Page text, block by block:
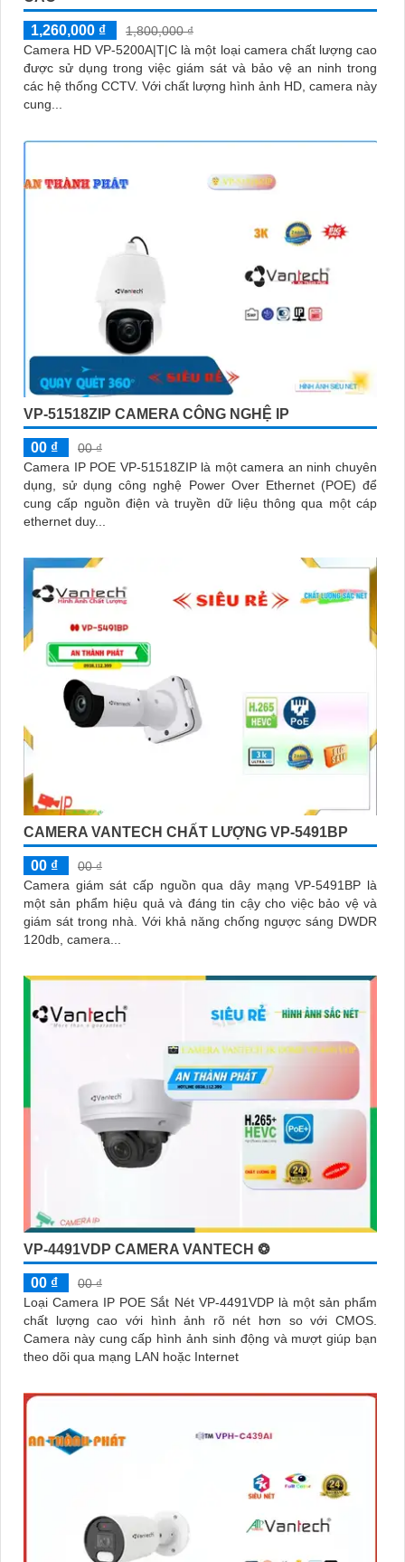
1,260,000 ₫
1,800,000 ₫
Camera HD VP-5200A|T|C là một loại camera chất lượng cao
được sử dụng trong việc giám sát và bảo vệ an ninh trong
các hệ thống CCTV. Với chất lượng hình ảnh HD, camera này
cung...
VP-51518ZIP CAMERA CÔNG NGHỆ IP
00 ₫
00 ₫
Camera IP POE VP-51518ZIP là một camera an ninh chuyên
dụng, sử dụng công nghệ Power Over Ethernet (POE) để
cung cấp nguồn điện và truyền dữ liệu thông qua một cáp
ethernet duy...
CAMERA VANTECH CHẤT LƯỢNG VP-5491BP
00 ₫
00 ₫
Camera giám sát cấp nguồn qua dây mạng VP-5491BP là
một sản phẩm hiệu quả và đáng tin cậy cho việc bảo vệ và
giám sát trong nhà. Với khả năng chống ngược sáng DWDR
120db, camera...
VP-4491VDP CAMERA VANTECH ❂
00 ₫
00 ₫
Loại Camera IP POE Sắt Nét VP-4491VDP là một sản phẩm
chất lượng cao với hình ảnh rõ nét hơn so với CMOS.
Camera này cung cấp hình ảnh sinh động và mượt giúp bạn
theo dõi qua mạng LAN hoặc Internet